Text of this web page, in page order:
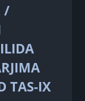
/
TAS-IX